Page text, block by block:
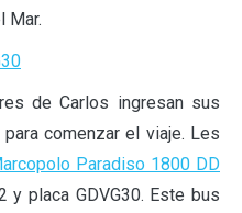
Mar.
de Carlos ingresan sus
comenzar el viaje. Les
Paradiso 1800 DD
y placa GDVG30. Este bus